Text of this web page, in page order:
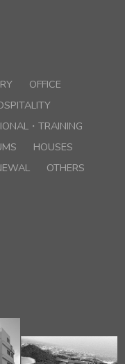
OFFICE
・TRAINING
HOUSES
OTHERS